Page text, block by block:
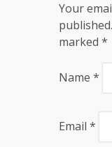
Your
marked *
Name *
Email *